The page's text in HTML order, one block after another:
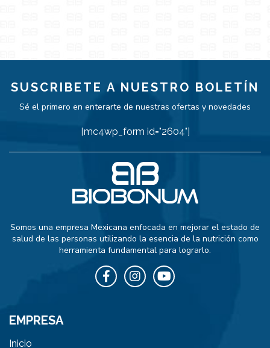
SUSCRIBETE A NUESTRO BOLETÍN
Sé el primero en enterarte de nuestras ofertas y novedades
[mc4wp_form id="2604"]
Somos una empresa Mexicana enfocada en mejorar el estado de
salud de las personas utilizando la esencia de la nutrición como
herramienta fundamental para lograrlo.
EMPRESA
Inicio